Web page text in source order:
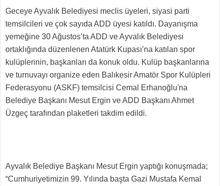
Geceye Ayvalık Belediyesi meclis üyeleri, siyasi parti
temsilcileri ve çok sayıda ADD üyesi katıldı. Dayanışma
yemeğine 30 Ağustos’ta ADD ve Ayvalık Belediyesi
ortaklığında düzenlenen Atatürk Kupası’na katılan spor
kulüplerinin, başkanları da konuk oldu. Kulüp başkanlarına
ve turnuvayı organize eden Balıkesir Amatör Spor Kulüpleri
Federasyonu (ASKF) temsilcisi Cemal Erhanoğlu'na
Belediye Başkanı Mesut Ergin ve ADD Başkanı Ahmet
Üzgeç tarafından plaketleri takdim edildi.
Ayvalık Belediye Başkanı Mesut Ergin yaptığı konuşmada;
“Cumhuriyetimizin 99. Yılında başta Gazi Mustafa Kemal